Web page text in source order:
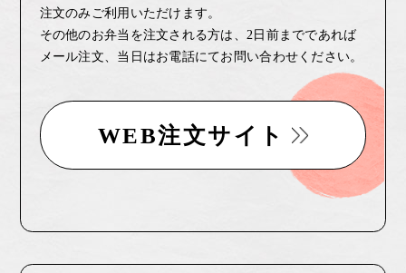
注文のみご利用いただけます。
その他のお弁当を注文される方は、2日前までであれば
メール注文、当日はお電話にてお問い合わせください。
WEB注文サイト